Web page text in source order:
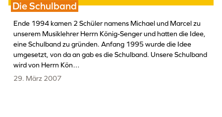
Die Schulband
Ende 1994 kamen 2 Schüler namens Michael und Marcel zu
unserem Musiklehrer Herrn König-Senger und hatten die Idee,
eine Schulband zu gründen. Anfang 1995 wurde die Idee
umgesetzt, von da an gab es die Schulband. Unsere Schulband
wird von Herrn Kön…
29. März 2007